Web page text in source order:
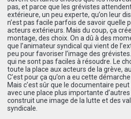
pas, et parce que les grévistes
extérieure, un peu experte, qu’on leur
n’est pas facile parfois de savoir quelle
acteurs extérieurs. Mais du coup, ça
montage, des choix. On a dû à des
que l’animateur syndical qui vient de
peu pour favoriser l’image des
qui ne sont pas faciles à résoudre. Le
toute la place aux acteurs de la grève,
C’est pour ça qu’on a eu cette
Mais c’est sûr que le documentaire
avec une place plus importante
construit une image de la lutte et des
syndicale.